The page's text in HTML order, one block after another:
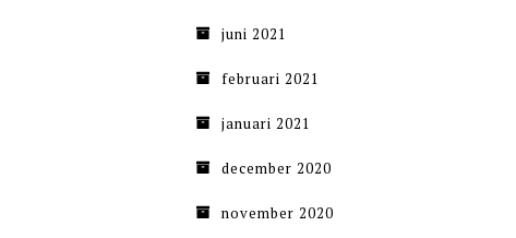
juni 2021
februari 2021
januari 2021
december 2020
november 2020